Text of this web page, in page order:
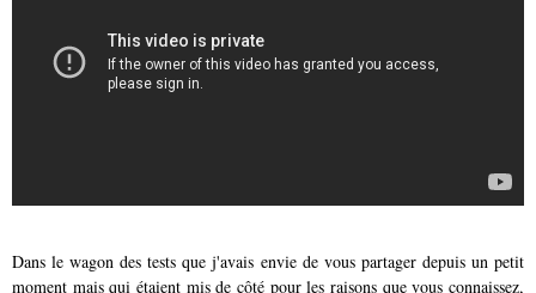
Dans le wagon des tests que j'avais envie de vous partager depuis un petit
moment mais qui étaient mis de côté pour les raisons que vous connaissez,